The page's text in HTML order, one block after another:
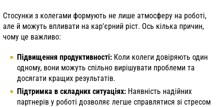
Стосунки з колегами формують не лише атмосферу на роботі,
але й можуть впливати на кар'єрний ріст. Ось кілька причин,
чому це важливо:
Підвищення продуктивності: Коли колеги довіряють один
одному, вони можуть спільно вирішувати проблеми та
досягати кращих результатів.
Підтримка в складних ситуаціях: Наявність надійних
партнерів у роботі дозволяє легше справлятися зі стресом